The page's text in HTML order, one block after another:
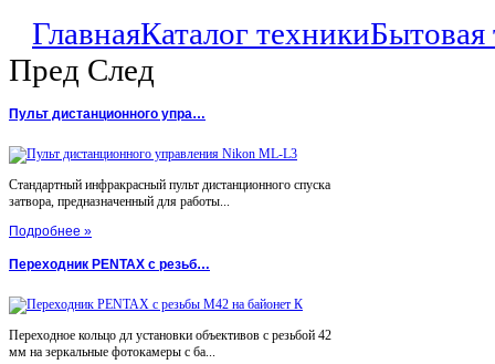
ГлавнаяКаталог техникиБытовая
Пред След
Пульт дистанционного упра…
Стандартный инфракрасный пульт дистанционного спуска
затвора, предназначенный для работы...
Подробнее »
Переходник PENTAX с резьб…
Переходное кольцо дл установки объективов с резьбой 42
мм на зеркальные фотокамеры с ба...